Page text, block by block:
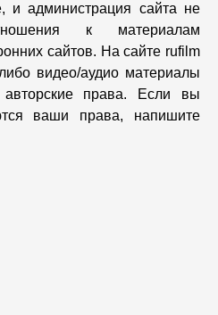
и администрация сайта не
к материалам
сайтов. На сайте rufilm
видео/аудио материалы
права. Если вы
ваши права, напишите